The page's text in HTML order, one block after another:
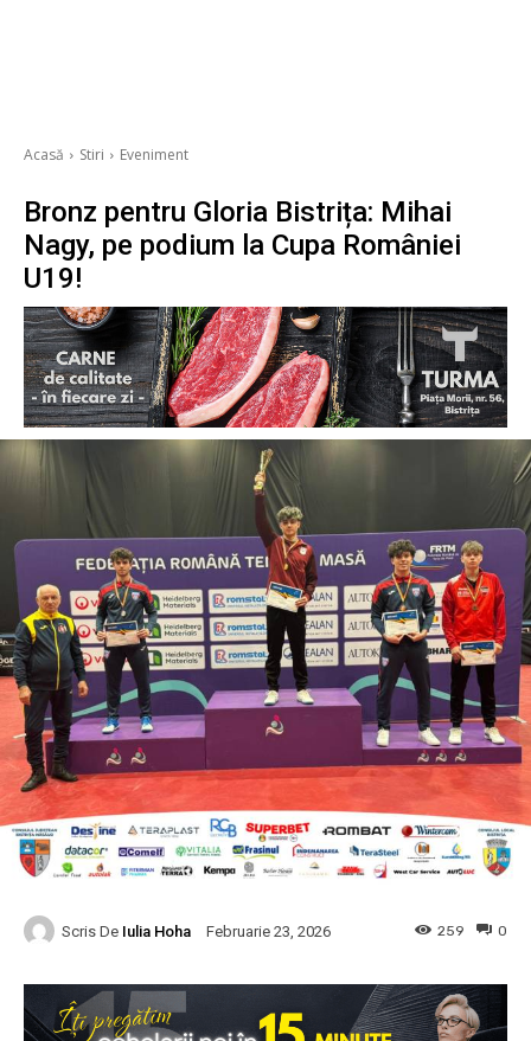
Acasă Stiri Eveniment
Bronz pentru Gloria Bistrița: Mihai
Nagy, pe podium la Cupa României
U19!
Scris De Iulia Hoha Februarie 23, 2026 0
259